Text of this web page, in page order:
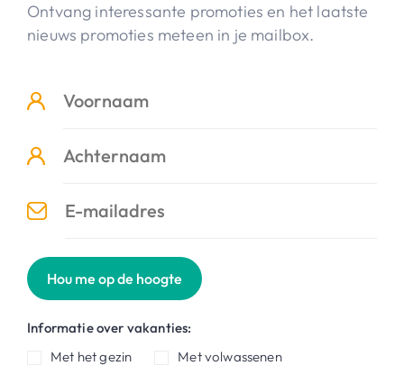
Ontvang interessante promoties en het laatste
nieuws promoties meteen in je mailbox.
Hou me op de hoogte
Informatie over vakanties:
Met het gezin
Met volwassenen